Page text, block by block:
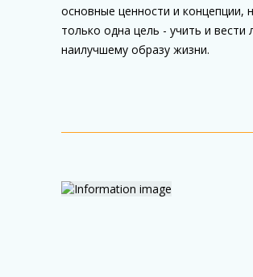
основные ценности и концепции,
только одна цель - учить и вести
наилучшему образу жизни.